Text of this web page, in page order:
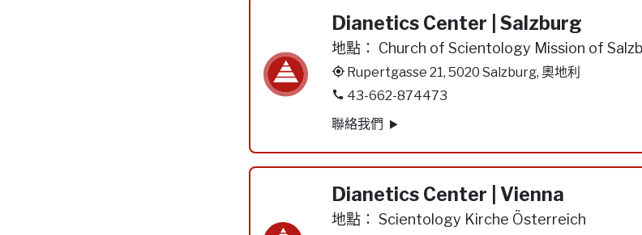
Dianetics Center | Salzburg
地點： Church of Scientology Mission of
Rupertgasse 21, 5020 Salzburg, 奧地利
43-662-874473
聯絡我們
Dianetics Center | Vienna
地點： Scientology Kirche Österreich